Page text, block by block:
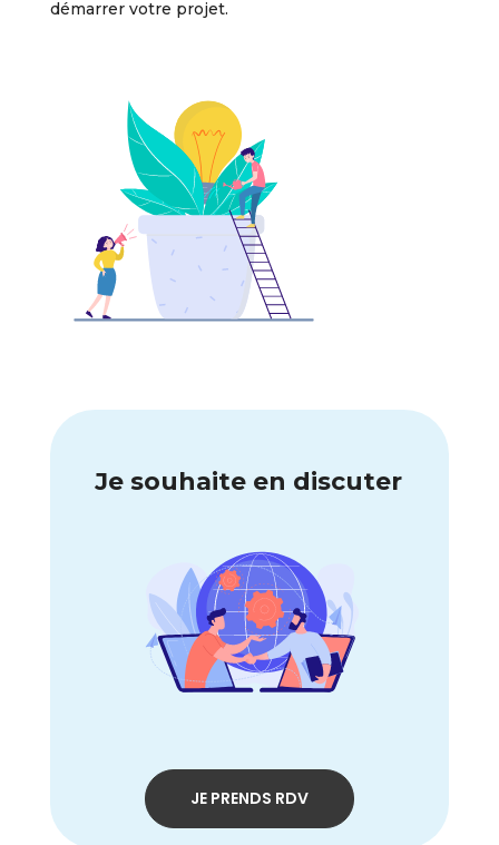
démarrer votre projet.
Je souhaite en discuter
JE PRENDS RDV